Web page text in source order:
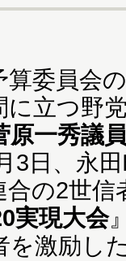
委員会
に立つ野
原一秀議
3日、永
の2世
実現大会
を激励し